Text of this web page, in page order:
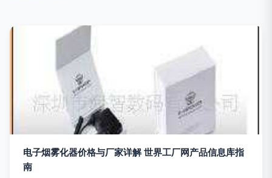
电子烟雾化器价格与厂家详解 世界工厂网产品信息库指
南